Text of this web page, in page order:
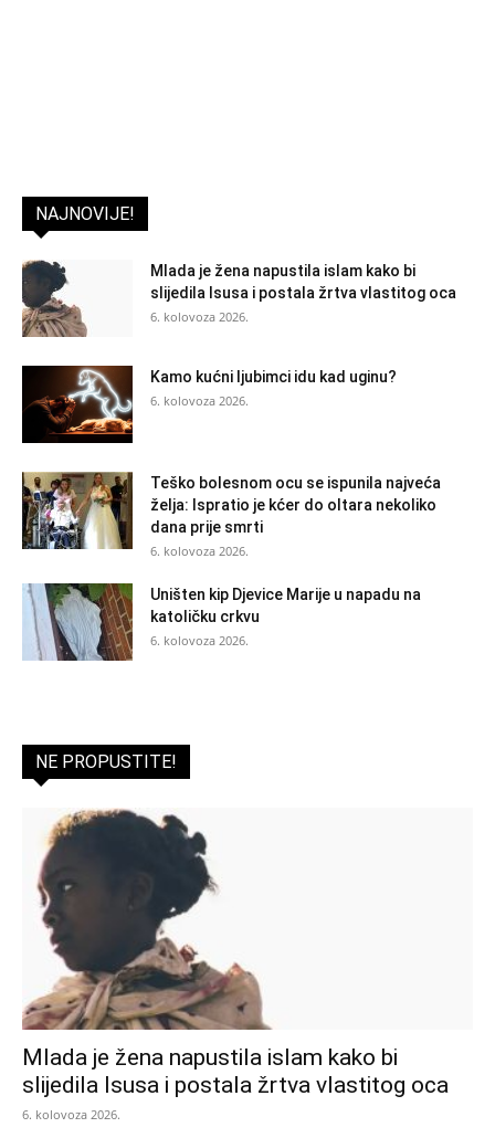
NAJNOVIJE!
Mlada je žena napustila islam kako bi
slijedila Isusa i postala žrtva vlastitog oca
6. kolovoza 2026.
Kamo kućni ljubimci idu kad uginu?
6. kolovoza 2026.
Teško bolesnom ocu se ispunila najveća
želja: Ispratio je kćer do oltara nekoliko
dana prije smrti
6. kolovoza 2026.
Uništen kip Djevice Marije u napadu na
katoličku crkvu
6. kolovoza 2026.
NE PROPUSTITE!
Mlada je žena napustila islam kako bi
slijedila Isusa i postala žrtva vlastitog oca
6. kolovoza 2026.